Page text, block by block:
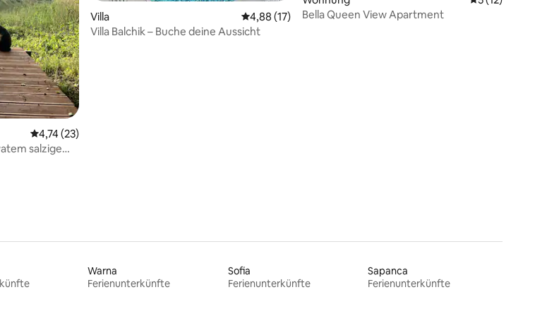
5, 9 Bewertungen
Durchschnittliche Bewertung: 4,74 von 5, 23 Bewertungen
4,74 (23)
salzigem
Villa Durchschnittliche Bewertung: 4,88 von 5, 17 Bewertungen
4,88 (17)
Villa Balchik – Buche deine Aussicht
Bella Queen View Apartment
Warna
Ferienunterkünfte
Sofia
Ferienunterkünfte
Sapanca
Ferienunterkünfte